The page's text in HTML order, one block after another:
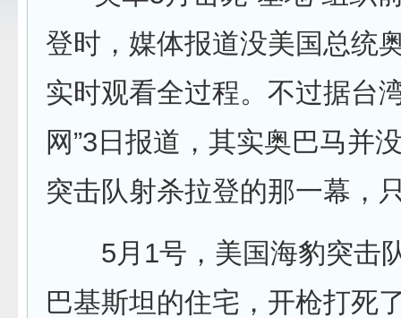
登时，媒体报道没美国总统
实时观看全过程。不过据台
网”3日报道，其实奥巴马并
突击队射杀拉登的那一幕，
5月1号，美国海豹突击
巴基斯坦的住宅，开枪打死